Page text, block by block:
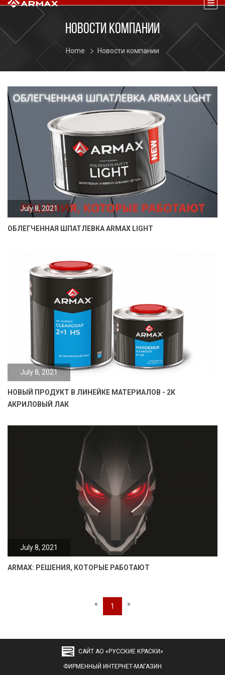
НОВОСТИ КОМПАНИИ
Home Новости компании
July 8, 2021
ОБЛЕГЧЕННАЯ ШПАТЛЕВКА ARMAX LIGHT
July 8, 2021
НОВЫЙ ПРОДУКТ В ЛИНЕЙКЕ МАТЕРИАЛОВ - 2К
АКРИЛОВЫЙ ЛАК
July 8, 2021
ARMAX: РЕШЕНИЯ, КОТОРЫЕ РАБОТАЮТ
« 1 »
САЙТ АО «РУССКИЕ КРАСКИ»
ФИРМЕННЫЙ ИНТЕРНЕТ-МАГАЗИН